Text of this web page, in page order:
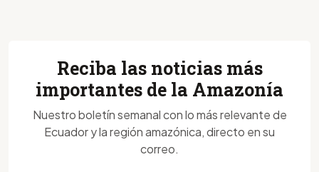
Reciba las noticias más
importantes de la Amazonía
Nuestro boletín semanal con lo más relevante de
Ecuador y la región amazónica, directo en su
correo.